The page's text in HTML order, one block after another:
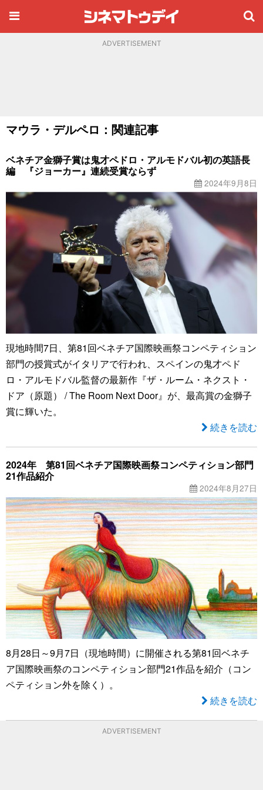
ADVERTISEMENT
マウラ・デルペロ：関連記事
ベネチア金獅子賞は鬼才ペドロ・アルモドバル初の英語長
編 『ジョーカー』連続受賞ならず
2024年9月8日
現地時間7日、第81回ベネチア国際映画祭コンペティション
部門の授賞式がイタリアで行われ、スペインの鬼才ペド
ロ・アルモドバル監督の最新作『ザ・ルーム・ネクスト・
ドア（原題） / The Room Next Door』が、最高賞の金獅子
賞に輝いた。
続きを読む
2024年 第81回ベネチア国際映画祭コンペティション部門
21作品紹介
2024年8月27日
8月28日～9月7日（現地時間）に開催される第81回ベネチ
ア国際映画祭のコンペティション部門21作品を紹介（コン
ペティション外を除く）。
続きを読む
ADVERTISEMENT